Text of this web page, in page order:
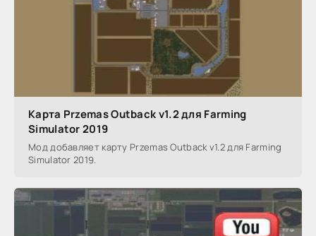
Карта Przemas Outback v1.2 для Farming
Simulator 2019
Мод добавляет карту Przemas Outback v1.2 для Farming
Simulator 2019.